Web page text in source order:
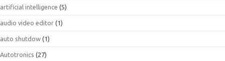
artificial intelligence (5)
audio video editor (1)
auto shutdow (1)
Autotronics (27)